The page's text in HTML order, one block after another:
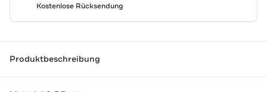
Kostenlose Rücksendung
Produktbeschreibung